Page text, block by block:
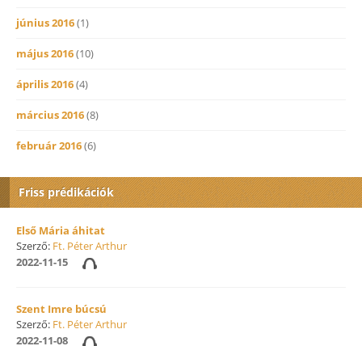
június 2016(1)
május 2016(10)
április 2016(4)
március 2016(8)
február 2016(6)
Friss prédikációk
Első Mária áhitat
Szerző: Ft. Péter Arthur
2022-11-15
Szent Imre búcsú
Szerző: Ft. Péter Arthur
2022-11-08